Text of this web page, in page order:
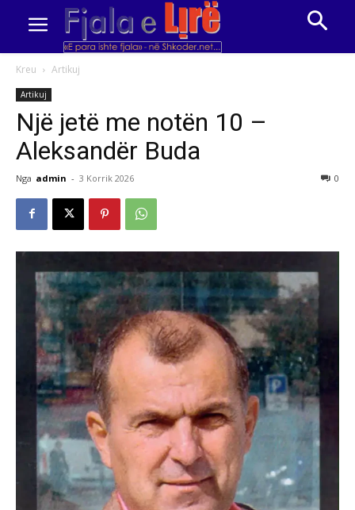
Kreu Artikuj
Artikuj
Një jetë me notën 10 –
Aleksandër Buda
Nga admin - 3 Korrik 2026 0